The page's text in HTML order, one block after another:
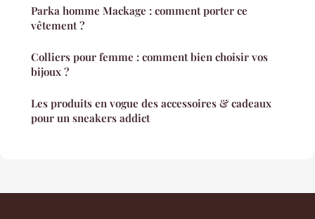
Parka homme Mackage : comment porter ce
vêtement ?
Colliers pour femme : comment bien choisir vos
bijoux ?
Les produits en vogue des accessoires & cadeaux
pour un sneakers addict